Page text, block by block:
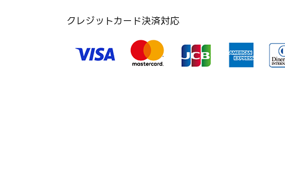
クレジットカード決済対応